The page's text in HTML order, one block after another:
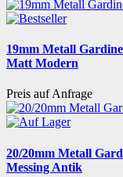
19mm Metall
Matt Modern
Preis auf Anfrage
20/20mm Metall
Messing Antik